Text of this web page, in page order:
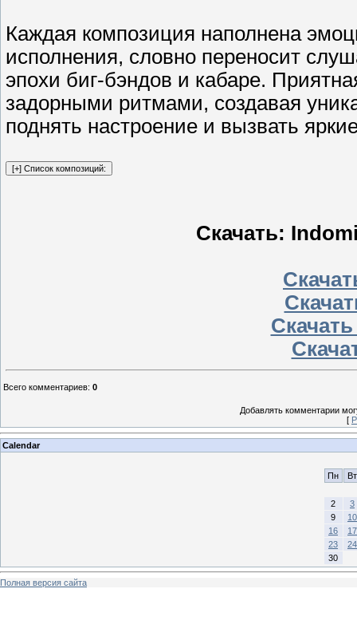
Каждая композиция наполнена
исполнения, словно переносит
эпохи биг-бэндов и кабаре.
задорными ритмами, создавая
поднять настроение и вызвать
Скачать:
Всего комментариев: 0
Добавлять комментарии
[
Calendar
Пн Вт
2
3
9
10
16
17
23
24
30
Полная версия сайта